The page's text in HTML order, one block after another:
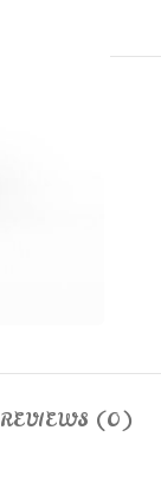
REVIEWS (0)